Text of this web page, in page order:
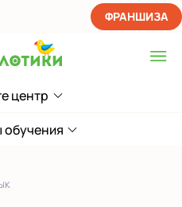
центр
центр
районе
ФРАНШИЗА